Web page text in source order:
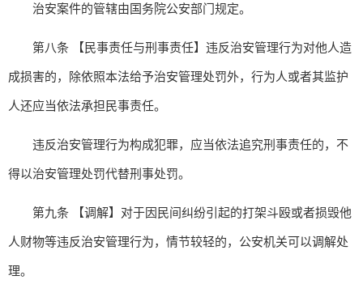
治安案件的管辖由国务院公安部门规定。
第八条 【民事责任与刑事责任】违反治安管理行为对他人造
成损害的，除依照本法给予治安管理处罚外，行为人或者其监护
人还应当依法承担民事责任。
违反治安管理行为构成犯罪，应当依法追究刑事责任的，不
得以治安管理处罚代替刑事处罚。
第九条 【调解】对于因民间纠纷引起的打架斗殴或者损毁他
人财物等违反治安管理行为，情节较轻的，公安机关可以调解处
理。